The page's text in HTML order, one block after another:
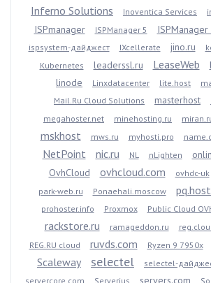
Inferno Solutions Inoventica Services
ISPmanager ISPManager 5 ISPManager
ispsystem-дайджест IXcellerate jino.ru
Kubernetes
leaderssl.ru LeaseWeb
linode
Linxdatacenter lite.host
Mail.Ru Cloud Solutions
masterhost
megahoster.net
minehosting.ru
mskhost
mws.ru myhosti.pro
NetPoint nic.ru NL nLighten
OvhCloud ovhcloud.com ovhdc-uk
park-web.ru Ponaehali.moscow
prohoster.info
Proxmox Public Cloud
rackstore.ru ramageddon.ru
REG.RU cloud ruvds.com Ryzen 9 7950x
Scaleway selectel selectel-
servercore.com
Serverius servers.com